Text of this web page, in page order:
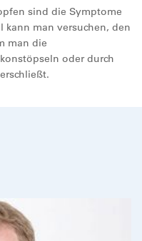
sind die Symptome
kann man versuchen, den
man die
oder durch